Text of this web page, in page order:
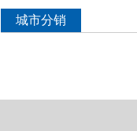
城市分销